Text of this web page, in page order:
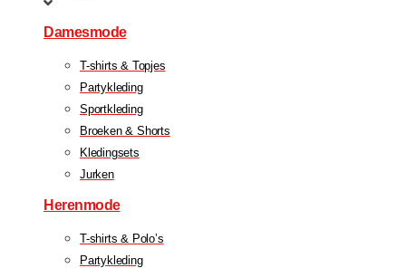
Damesmode
T-shirts & Topjes
Partykleding
Sportkleding
Broeken & Shorts
Kledingsets
Jurken
Herenmode
T-shirts & Polo’s
Partykleding